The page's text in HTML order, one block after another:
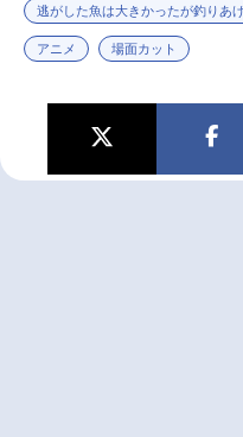
逃がした魚は大きかったが釣りあ
アニメ 場面カット